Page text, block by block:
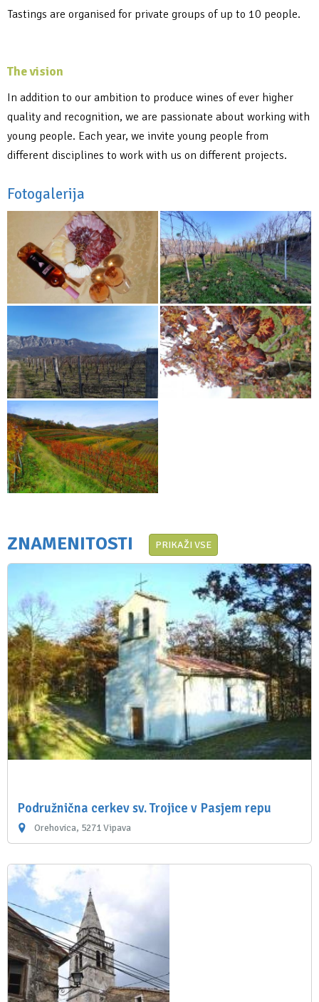
Tastings are organised for private groups of up to 10 people.
The vision
In addition to our ambition to produce wines of ever higher
quality and recognition, we are passionate about working with
young people. Each year, we invite young people from
different disciplines to work with us on different projects.
Fotogalerija
ZNAMENITOSTI PRIKAŽI VSE
Podružnična cerkev sv. Trojice v Pasjem repu
Orehovica, 5271 Vipava